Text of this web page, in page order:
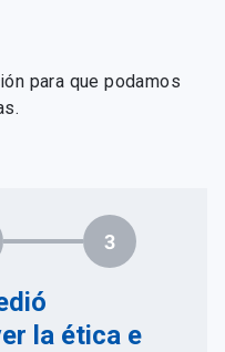
para que podamos
3
la ética e